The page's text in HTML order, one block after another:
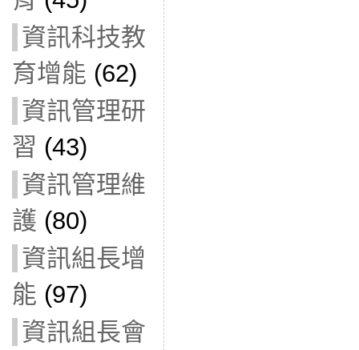
資訊科技教
育增能 (62)
資訊管理研
習 (43)
資訊管理維
護 (80)
資訊組長增
能 (97)
資訊組長會